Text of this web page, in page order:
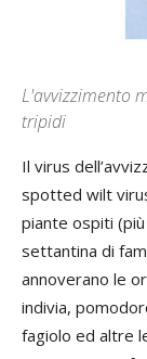
L'avvizzimento
tripidi
Il virus
spotted wilt
piante ospiti
settantina di
annoverano le
indivia,
fagiolo ed altre